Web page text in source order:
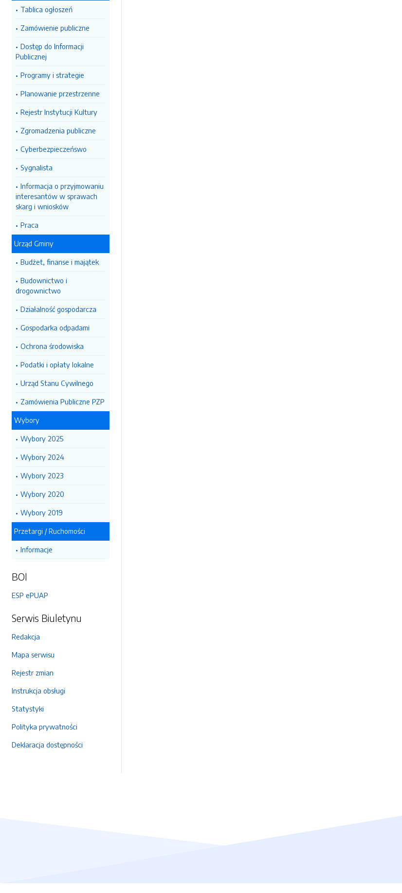
Tablica ogłoszeń
Zamówienie publiczne
Dostęp do Informacji
Publicznej
Programy i strategie
Planowanie przestrzenne
Rejestr Instytucji Kultury
Zgromadzenia publiczne
Cyberbezpieczeńswo
Sygnalista
Informacja o przyjmowaniu
interesantów w sprawach
skarg i wniosków
Praca
Urząd Gminy
Budżet, finanse i majątek
Budownictwo i
drogownictwo
Działalność gospodarcza
Gospodarka odpadami
Ochrona środowiska
Podatki i opłaty lokalne
Urząd Stanu Cywilnego
Zamówienia Publiczne PZP
Wybory
Wybory 2025
Wybory 2024
Wybory 2023
Wybory 2020
Wybory 2019
Przetargi / Ruchomości
Informacje
BOI
ESP ePUAP
Serwis Biuletynu
Redakcja
Mapa serwisu
Rejestr zmian
Instrukcja obsługi
Statystyki
Polityka prywatności
Deklaracja dostępności